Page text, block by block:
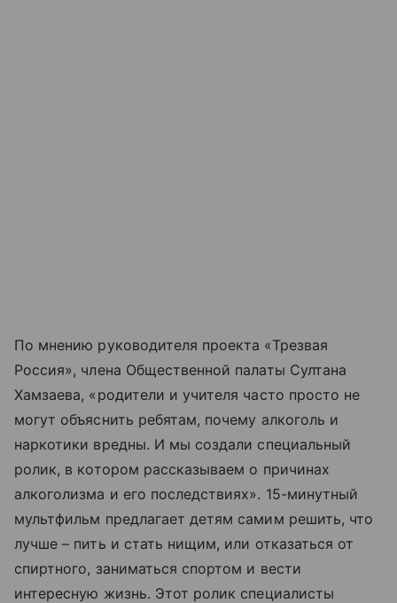
По мнению руководителя проекта «Трезвая
Россия», члена Общественной палаты Султана
Хамзаева, «родители и учителя часто просто не
могут объяснить ребятам, почему алкоголь и
наркотики вредны. И мы создали специальный
ролик, в котором рассказываем о причинах
алкоголизма и его последствиях». 15-минутный
мультфильм предлагает детям самим решить, что
лучше – пить и стать нищим, или отказаться от
спиртного, заниматься спортом и вести
интересную жизнь. Этот ролик специалисты